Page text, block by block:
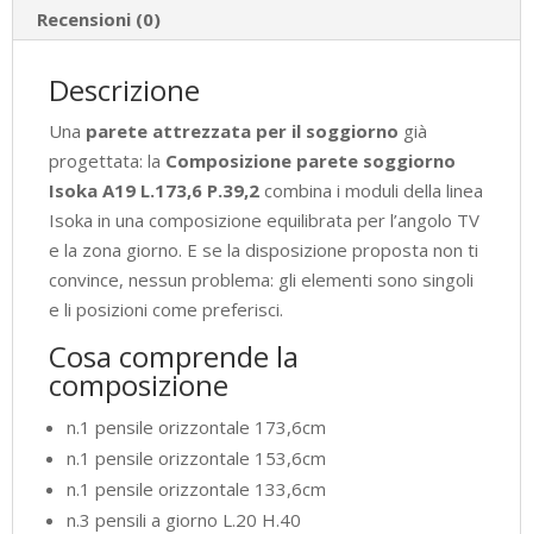
Recensioni (0)
Descrizione
Una parete attrezzata per il soggiorno già
progettata: la Composizione parete soggiorno
Isoka A19 L.173,6 P.39,2 combina i moduli della linea
Isoka in una composizione equilibrata per l’angolo TV
e la zona giorno. E se la disposizione proposta non ti
convince, nessun problema: gli elementi sono singoli
e li posizioni come preferisci.
Cosa comprende la
composizione
n.1 pensile orizzontale 173,6cm
n.1 pensile orizzontale 153,6cm
n.1 pensile orizzontale 133,6cm
n.3 pensili a giorno L.20 H.40